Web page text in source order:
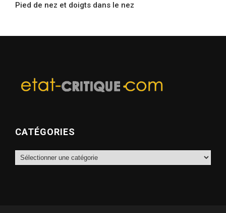
Pied de nez et doigts dans le nez
CATÉGORIES
Catégories